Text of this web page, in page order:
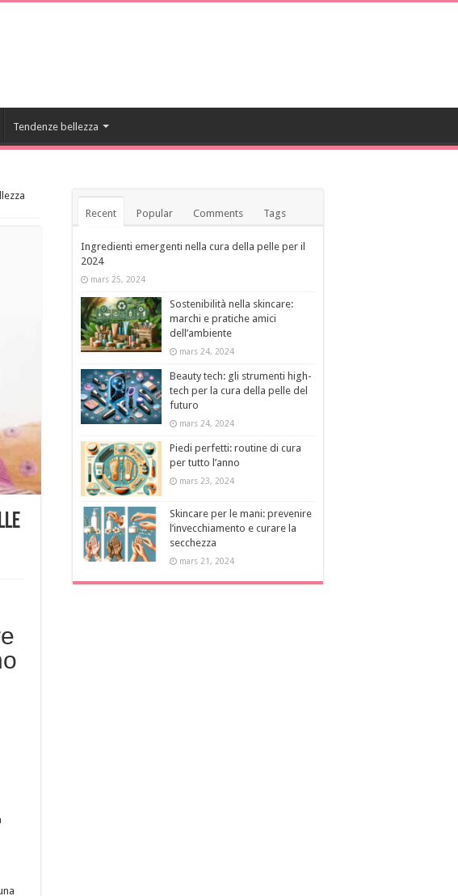
Tendenze bellezza
Recent Popular Comments Tags
Ingredienti emergenti nella cura della pelle per il
2024
mars 25, 2024
Sostenibilità nella skincare:
marchi e pratiche amici
dell’ambiente
mars 24, 2024
Beauty tech: gli strumenti high-
tech per la cura della pelle del
futuro
mars 24, 2024
Piedi perfetti: routine di cura
per tutto l’anno
mars 23, 2024
Skincare per le mani: prevenire
l’invecchiamento e curare la
secchezza
mars 21, 2024